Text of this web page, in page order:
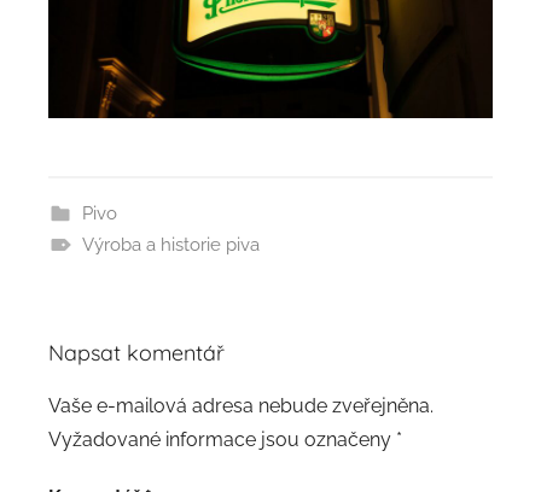
Pivo
Výroba a historie piva
Napsat komentář
Vaše e-mailová adresa nebude zveřejněna.
Vyžadované informace jsou označeny *